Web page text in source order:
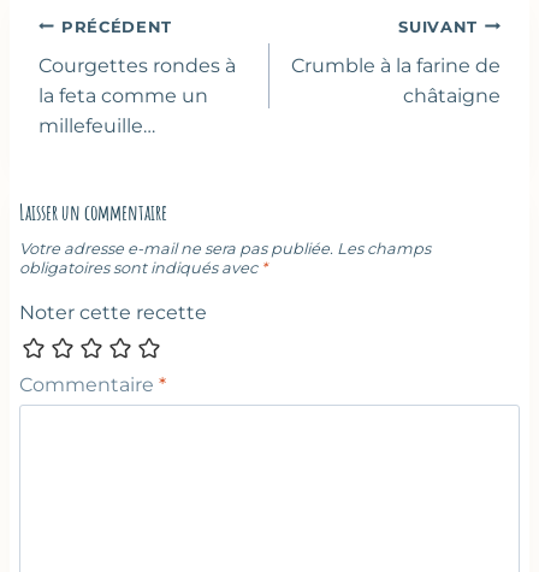
Navigation
de
l’article
PRÉCÉDENT
Courgettes rondes à
la feta comme un
millefeuille…
SUIVANT
Crumble à la farine de
châtaigne
Laisser un commentaire
Votre adresse e-mail ne sera pas publiée. Les champs
obligatoires sont indiqués avec *
Noter cette recette
Commentaire *